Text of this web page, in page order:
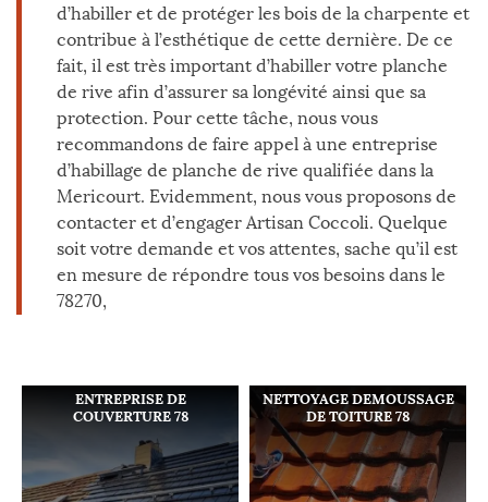
d’habiller et de protéger les bois de la charpente et
contribue à l’esthétique de cette dernière. De ce
fait, il est très important d’habiller votre planche
de rive afin d’assurer sa longévité ainsi que sa
protection. Pour cette tâche, nous vous
recommandons de faire appel à une entreprise
d’habillage de planche de rive qualifiée dans la
Mericourt. Evidemment, nous vous proposons de
contacter et d’engager Artisan Coccoli. Quelque
soit votre demande et vos attentes, sache qu’il est
en mesure de répondre tous vos besoins dans le
78270,
ENTREPRISE DE
COUVERTURE 78
NETTOYAGE DEMOUSSAGE
DE TOITURE 78